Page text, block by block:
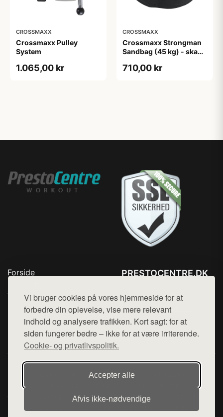
Vi bruger cookies på vores hjemmeside for at
forbedre din oplevelse, vise mere relevant
indhold og analysere trafikken. Kort sagt: for at
siden fungerer bedre – ikke for at være irriterende.
Cookie- og privatlivspolitik.
Accepter alle
Afvis ikke‑nødvendige
CROSSMAXX
Crossmaxx Pulley
System
1.065,00 kr
CROSSMAXX
Crossmaxx Strongman
Sandbag (45 kg) - skabt
funktionel træning og
710,00 kr
Forside
Top Rabatter
Kontakt
PRESTOCENTRE.DK
Mail: hej@want.dk
Cookie- og privatlivspolitik
Denne side er en del af want.dk, der udgiver en række
hjemmesider med præsentation af forskellige produkter fra
diverse webshops. Der sælges ikke varer fra denne side - vi